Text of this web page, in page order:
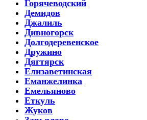
Горячеводский
Демидов
Джалиль
Дивногорск
Долгодеревенское
Дружино
Дягтярск
Елизаветинская
Еманжелинка
Емельяново
Еткуль
Жуков